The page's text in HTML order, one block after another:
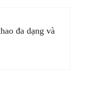
đa dạng và